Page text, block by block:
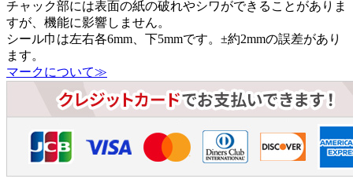
チャック部には表面の紙の破れやシワができることがありま
すが、機能に影響しません。
シール巾は左右各6mm、下5mmです。±約2mmの誤差があり
ます。
マークについて≫